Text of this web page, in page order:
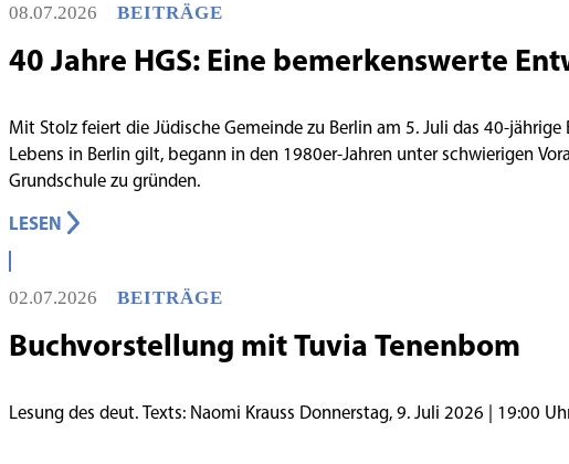
08.07.2026 BEITRÄGE
40 Jahre HGS: Eine bemerkenswerte
Mit Stolz feiert die Jüdische Gemeinde zu Berlin am 5. Juli das 40-
Lebens in Berlin gilt, begann in den 1980er-Jahren unter schwierigen
Grundschule zu gründen.
LESEN
02.07.2026 BEITRÄGE
Buchvorstellung mit Tuvia Tenenbom